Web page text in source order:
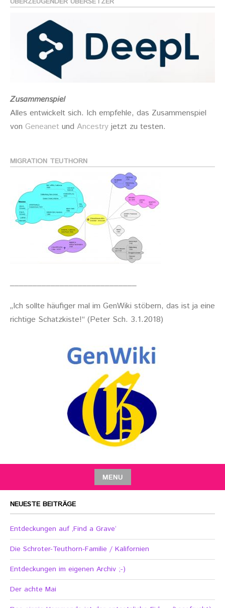
Zusammenspiel
Alles entwickelt sich. Ich empfehle, das Zusammenspiel
von Geneanet und Ancestry jetzt zu testen.
MIGRATION TEUTHORN
„Ich sollte häufiger mal im GenWiki stöbern, das ist ja eine
richtige Schatzkiste!“ (Peter Sch. 3.1.2018)
MENU
NEUESTE BEITRÄGE
Entdeckungen auf ‚Find a Grave‘
Die Schroter-Teuthorn-Familie / Kalifornien
Entdeckungen im eigenen Archiv ;-)
Der achte Mai